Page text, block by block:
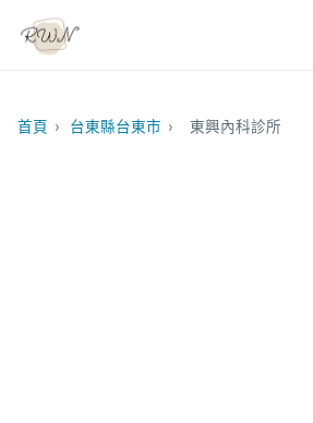
首頁 › 台東縣台東市 › 東興內科診所